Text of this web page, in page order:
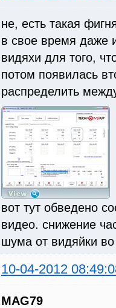
не, есть такая
в свое время даже
видяхи для того,
потом появилась
распределить
вот тут обведено
видео. снижение
шума от видяйки
10-04-2012
MAG79